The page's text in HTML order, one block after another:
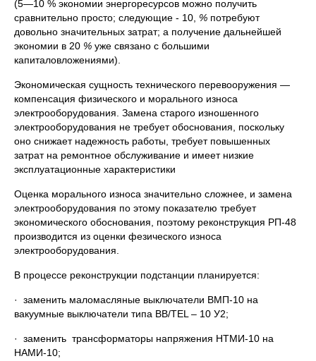
(5—10 % экономии энергоресурсов можно получить
сравнительно просто; следующие - 10, % потребуют
довольно значительных затрат; а получение дальнейшей
экономии в 20 % уже связано с большими
капиталовложениями).
Экономическая сущность технического перевооружения —
компенсация физического и морального износа
электрооборудования. Замена старого изношенного
электрооборудования не требует обоснования, поскольку
оно снижает надежность работы, требует повышенных
затрат на ремонтное обслуживание и имеет низкие
эксплуатационные характеристики
Оценка морального износа значительно сложнее, и замена
электрооборудования по этому показателю требует
экономического обоснования, поэтому реконструкция РП-48
производится из оценки фезического износа
электрооборудования.
В процессе реконструкции подстанции планируется:
· заменить маломасляные выключатели ВМП-10 на
вакуумные выключатели типа ВВ/TEL – 10 У2;
· заменить трансформаторы напряжения НТМИ-10 на
НАМИ-10;